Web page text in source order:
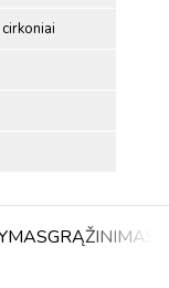
GRĄŽINIMAS